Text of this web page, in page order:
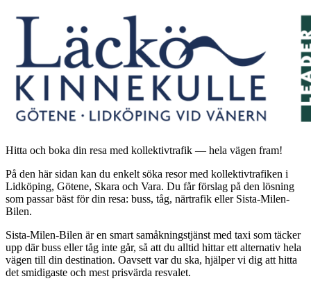
Hitta och boka din resa med kollektivtrafik — hela vägen fram!
På den här sidan kan du enkelt söka resor med kollektivtrafiken i
Lidköping, Götene, Skara och Vara. Du får förslag på den lösning
som passar bäst för din resa: buss, tåg, närtrafik eller Sista-Milen-
Bilen.
Sista-Milen-Bilen är en smart samåkningstjänst med taxi som täcker
upp där buss eller tåg inte går, så att du alltid hittar ett alternativ hela
vägen till din destination. Oavsett var du ska, hjälper vi dig att hitta
det smidigaste och mest prisvärda resvalet.